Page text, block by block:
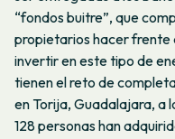
“fondos buitre”, que
propietarios hacer frente
invertir en este tipo de
tienen el reto de
en Torija, Guadalajara, a
128 personas han